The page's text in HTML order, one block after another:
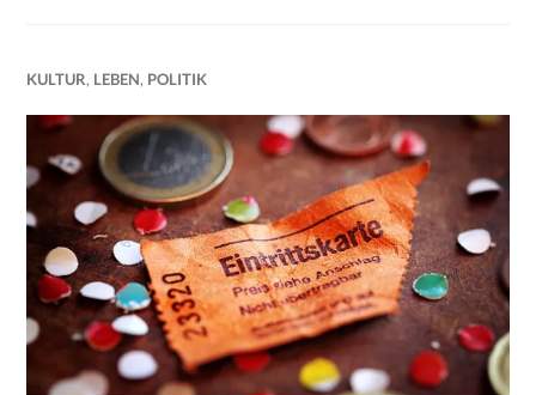
KULTUR, LEBEN, POLITIK